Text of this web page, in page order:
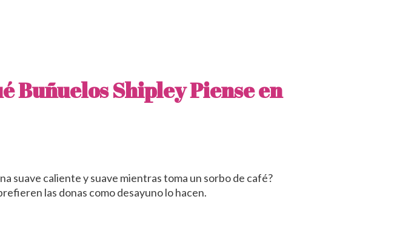
Buñuelos ShipleyPiense en
suave caliente y suave mientras toma un sorbo de café?
las donas como desayuno lo hacen.